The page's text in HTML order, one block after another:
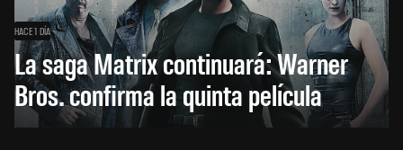
HACE 1 DÍA
La saga Matrix continuará: Warner
Bros. confirma la quinta película